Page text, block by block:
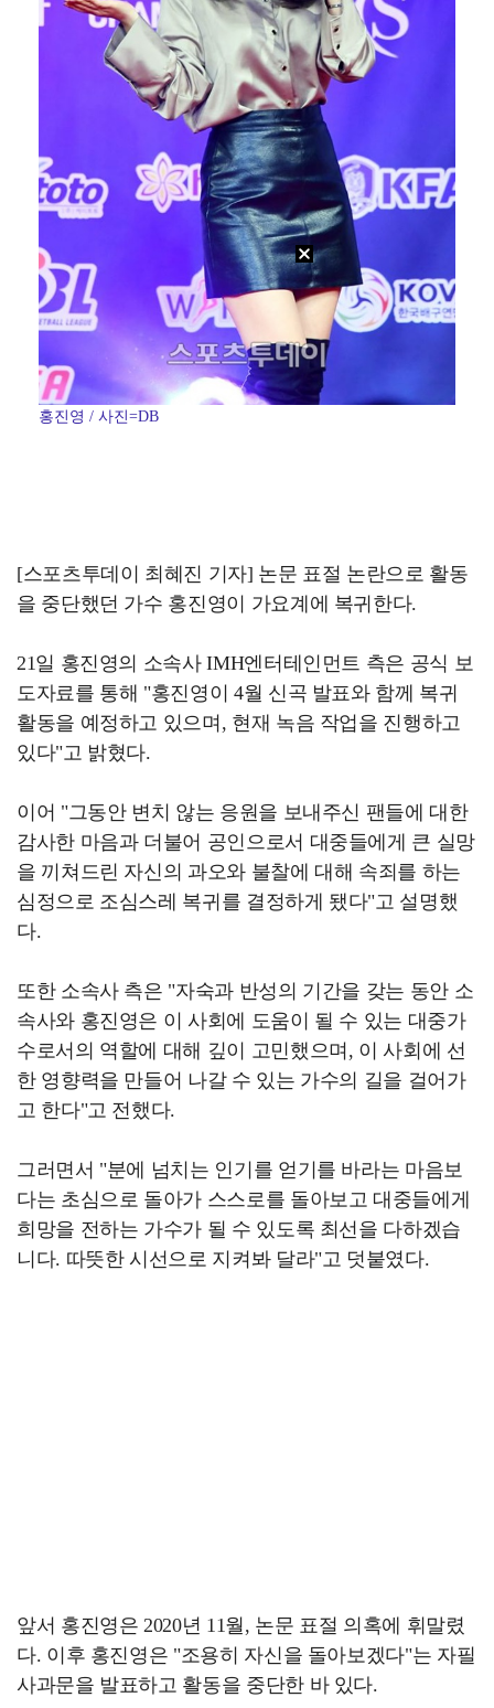
홍진영 / 사진=DB
[스포츠투데이 최혜진 기자] 논문 표절 논란으로 활동
을 중단했던 가수 홍진영이 가요계에 복귀한다.
21일 홍진영의 소속사 IMH엔터테인먼트 측은 공식 보
도자료를 통해 "홍진영이 4월 신곡 발표와 함께 복귀
활동을 예정하고 있으며, 현재 녹음 작업을 진행하고
있다"고 밝혔다.
이어 "그동안 변치 않는 응원을 보내주신 팬들에 대한
감사한 마음과 더불어 공인으로서 대중들에게 큰 실망
을 끼쳐드린 자신의 과오와 불찰에 대해 속죄를 하는
심정으로 조심스레 복귀를 결정하게 됐다"고 설명했
다.
또한 소속사 측은 "자숙과 반성의 기간을 갖는 동안 소
속사와 홍진영은 이 사회에 도움이 될 수 있는 대중가
수로서의 역할에 대해 깊이 고민했으며, 이 사회에 선
한 영향력을 만들어 나갈 수 있는 가수의 길을 걸어가
고 한다"고 전했다.
그러면서 "분에 넘치는 인기를 얻기를 바라는 마음보
다는 초심으로 돌아가 스스로를 돌아보고 대중들에게
희망을 전하는 가수가 될 수 있도록 최선을 다하겠습
니다. 따뜻한 시선으로 지켜봐 달라"고 덧붙였다.
앞서 홍진영은 2020년 11월, 논문 표절 의혹에 휘말렸
다. 이후 홍진영은 "조용히 자신을 돌아보겠다"는 자필
사과문을 발표하고 활동을 중단한 바 있다.